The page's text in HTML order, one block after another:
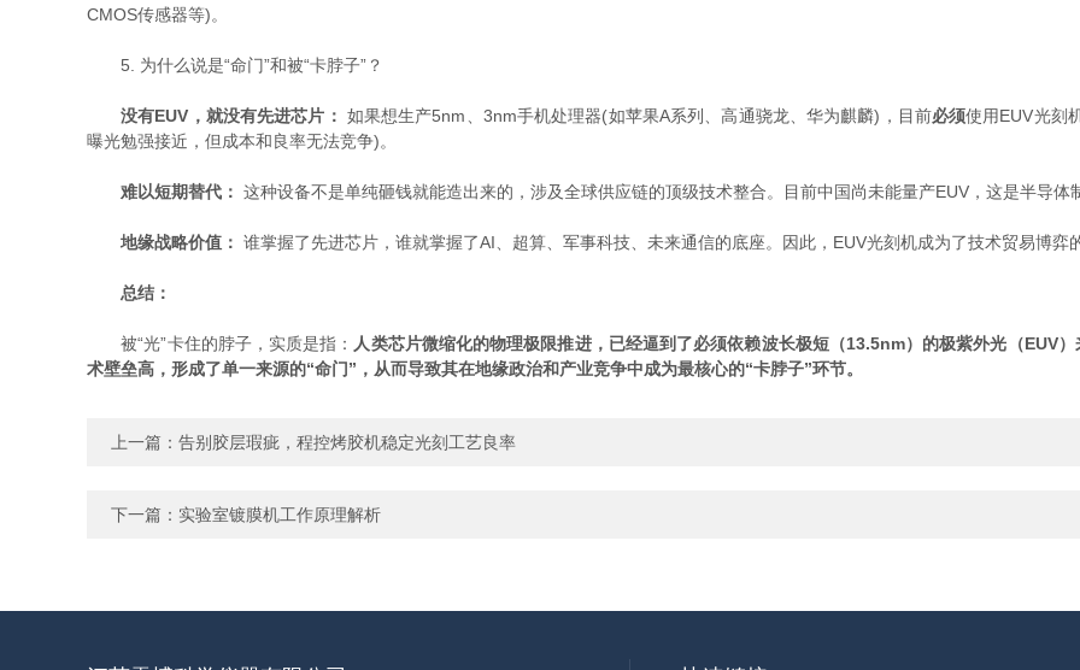
CMOS传感器等)。
5. 为什么说是“命门”和被“卡脖子”？
没有EUV，就没有先进芯片： ​ 如果想生产5nm、3nm手机处理器(如苹果A系列、高通骁龙、华为麒麟)，目前必须使用EUV光刻
曝光勉强接近，但成本和良率无法竞争)。
难以短期替代： 这种设备不是单纯砸钱就能造出来的，涉及全球供应链的顶级技术整合。目前中国尚未能量产EUV，这是半导
地缘战略价值： 谁掌握了先进芯片，谁就掌握了AI、超算、军事科技、未来通信的底座。因此，EUV光刻机成为了技术贸易博弈
总结：
被“光”卡住的脖子，实质是指： 人类芯片微缩化的物理极限推进，已经逼到了必须依赖波长极短（13.5nm）的极紫外光（EUV
术壁垒高，形成了单一来源的“命门”，从而导致其在地缘政治和产业竞争中成为最核心的“卡脖子”环节。
上一篇： 告别胶层瑕疵，程控烤胶机稳定光刻工艺良率
下一篇： 实验室镀膜机工作原理解析